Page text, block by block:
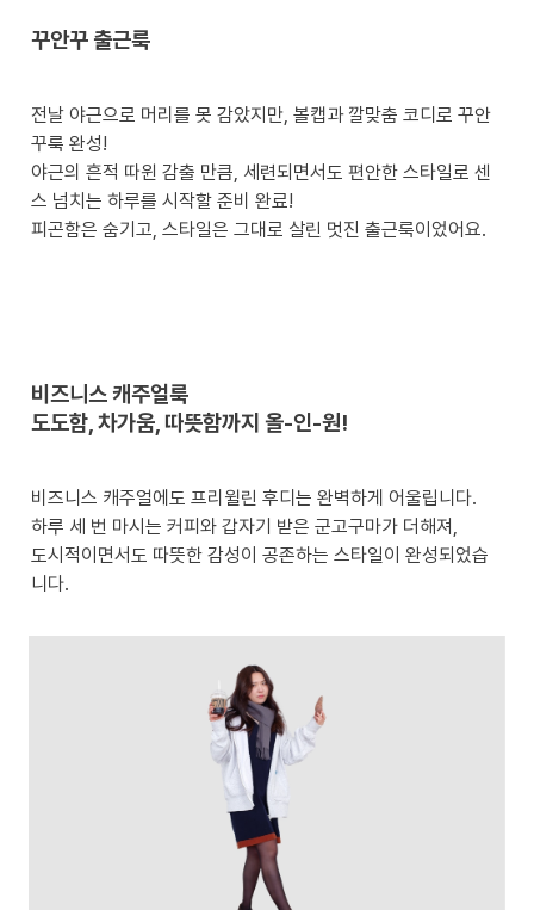
꾸안꾸 출근룩
전날 야근으로 머리를 못 감았지만, 볼캡과 깔맞춤 코디로 꾸안
꾸룩 완성!
야근의 흔적 따윈 감출 만큼, 세련되면서도 편안한 스타일로 센
스 넘치는 하루를 시작할 준비 완료!
피곤함은 숨기고, 스타일은 그대로 살린 멋진 출근룩이었어요.
비즈니스 캐주얼룩
도도함, 차가움, 따뜻함까지 올-인-원!
비즈니스 캐주얼에도 프리윌린 후디는 완벽하게 어울립니다.
하루 세 번 마시는 커피와 갑자기 받은 군고구마가 더해져,
도시적이면서도 따뜻한 감성이 공존하는 스타일이 완성되었습
니다.